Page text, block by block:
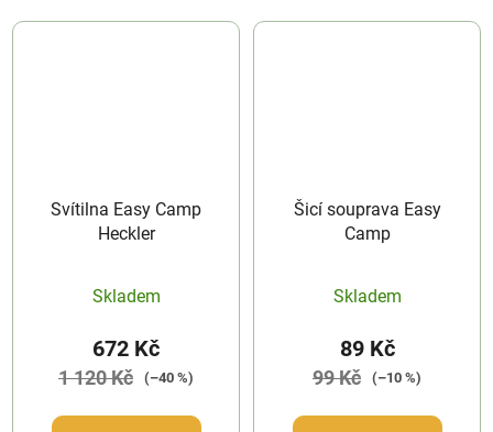
Svítilna Easy Camp
Heckler
Skladem
672 Kč
1 120 Kč (–40 %)
Šicí souprava Easy
Camp
Skladem
89 Kč
99 Kč (–10 %)